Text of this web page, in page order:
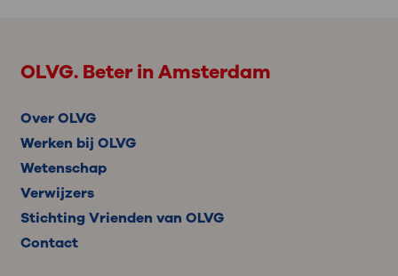
OLVG. Beter in Amsterdam
Over OLVG
Werken bij OLVG
Wetenschap
Verwijzers
Stichting Vrienden van OLVG
Contact